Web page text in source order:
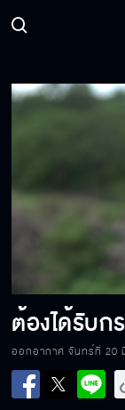
ต้องได้รับก
ออกอากาศ จันทร์ที่ 20